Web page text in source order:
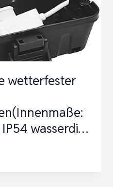
wetterfester
IP54 wasserdi…